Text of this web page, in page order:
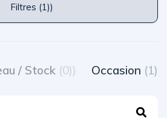
Filtres (1))
/ Stock (0)) Occasion (1)